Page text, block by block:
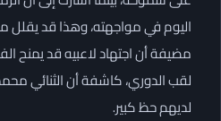
اليوم في مواجهته، وهذا قد
مضيفة أن اجتهاد لاعبيه قد يمنح
لقب الدوري، كاشفة أن الثنائي
لديهم حظ كبير.